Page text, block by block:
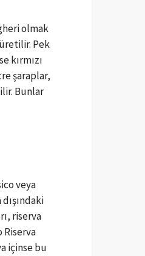
olmak
Pek
kırmızı
şaraplar,
Bunlar
veya
riserva
Riserva
içinse bu